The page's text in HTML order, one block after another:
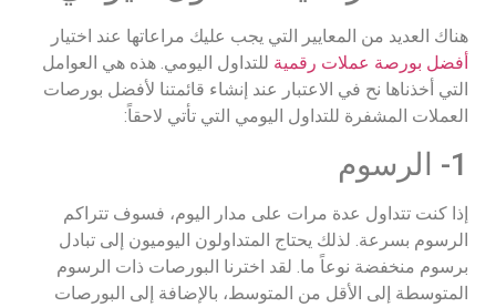
هناك العديد من المعايير التي يجب عليك مراعاتها عند اختيار
أفضل بورصة عملات رقمية للتداول اليومي. هذه هي العوامل
التي أخذناها نح في الاعتبار عند إنشاء قائمتنا لأفضل بورصات
العملات المشفرة للتداول اليومي التي تأتي لاحقاً:
1- الرسوم
إذا كنت تتداول عدة مرات على مدار اليوم، فسوف تتراكم
الرسوم بسرعة. لذلك يحتاج المتداولون اليوميون إلى تبادل
برسوم منخفضة نوعاً ما. لقد اخترنا البورصات ذات الرسوم
المتوسطة إلى الأقل من المتوسط، بالإضافة إلى البورصات